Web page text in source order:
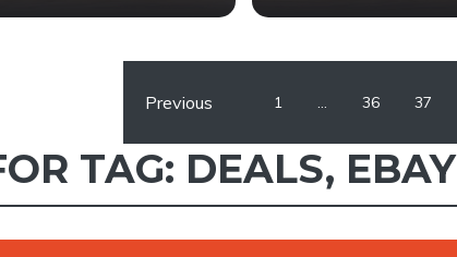
Previous 1 … 36 37
TAG: DEALS, EBAY